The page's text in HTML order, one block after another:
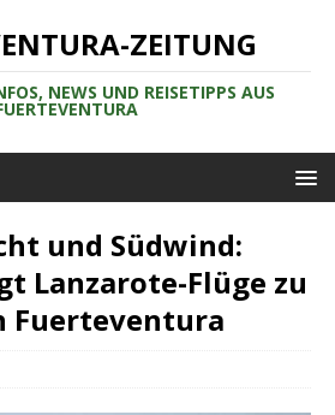
ZEITUNG
NEWS UND REISETIPPS AUS
und Südwind:
Lanzarote-Flüge zu
Fuerteventura